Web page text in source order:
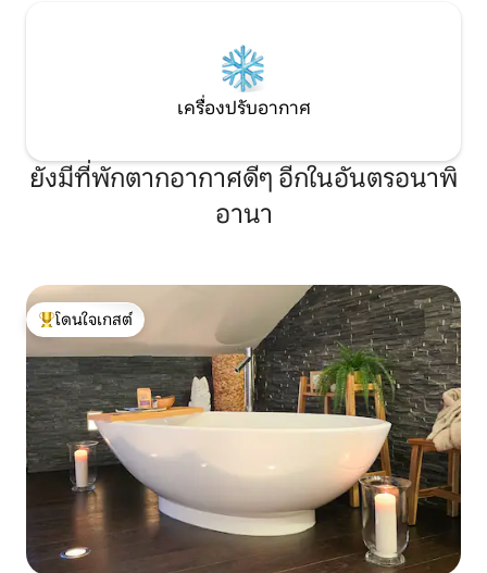
เครื่องปรับอากาศ
ยังมีที่พักตากอากาศดีๆ อีกในอันตรอนาพิ
อานา
โดนใจเกสต์ที่สุด
โดนใจเกสต์